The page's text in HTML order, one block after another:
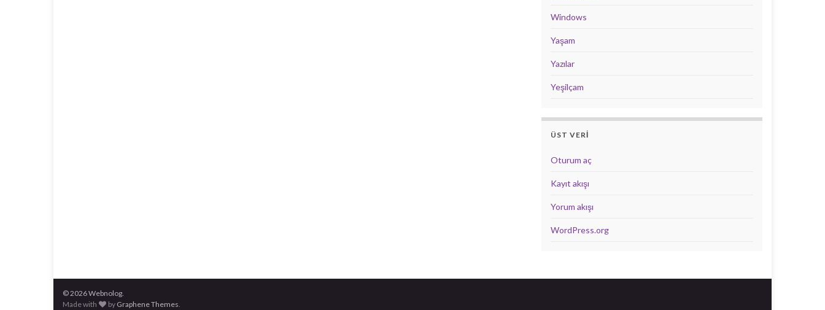
Windows
Yaşam
Yazılar
Yeşilçam
ÜST VERI
Oturum aç
Kayıt akışı
Yorum akışı
WordPress.org
© 2026 Webnolog.
Made with
by Graphene Themes.